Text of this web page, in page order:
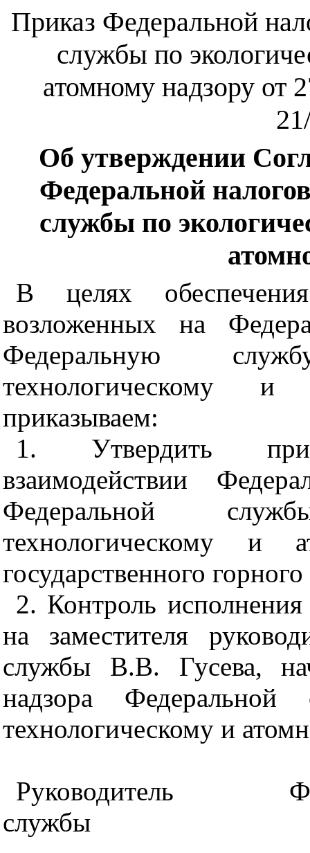
Приказ Федеральной
службы по
атомному надзору от
Об утверждении
Федеральной
службы по
В целях
возложенных на
Федеральную
технологическому
приказываем:
1. Утвердить
взаимодействии
Федеральной
технологическому и
государственного
2. Контроль
на заместителя
службы В.В. Гусева,
надзора Федеральной
технологическому и
Руководитель
службы